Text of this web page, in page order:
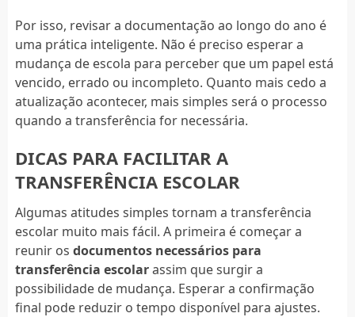
Por isso, revisar a documentação ao longo do ano é
uma prática inteligente. Não é preciso esperar a
mudança de escola para perceber que um papel está
vencido, errado ou incompleto. Quanto mais cedo a
atualização acontecer, mais simples será o processo
quando a transferência for necessária.
DICAS PARA FACILITAR A
TRANSFERÊNCIA ESCOLAR
Algumas atitudes simples tornam a transferência
escolar muito mais fácil. A primeira é começar a
reunir os documentos necessários para
transferência escolarassim que surgir a
possibilidade de mudança. Esperar a confirmação
final pode reduzir o tempo disponível para ajustes.